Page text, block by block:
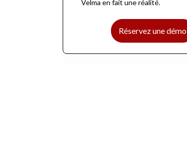
Velma en fait une réalité.
Réservez une démo